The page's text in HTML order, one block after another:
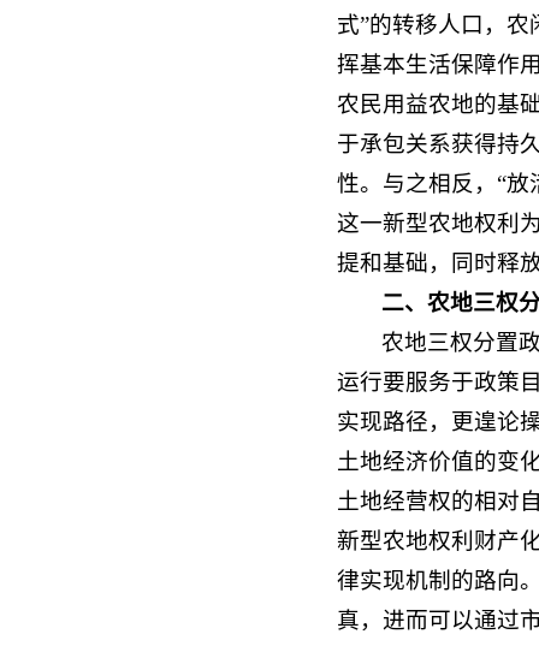
式”的转移人口，
挥基本生活保障作
农民用益农地的基
于承包关系获得持
性。与之相反，“
这一新型农地权利
提和基础，同时释
二、农地三权
农地三权分置
运行要服务于政策
实现路径，更遑论
土地经济价值的变
土地经营权的相对
新型农地权利财产
律实现机制的路向
真，进而可以通过